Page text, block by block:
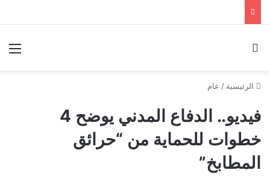
الرئيسية / عام
فيديو.. الدفاع المدني يوضح 4
خطوات للحماية من “حرائق
المطابخ”